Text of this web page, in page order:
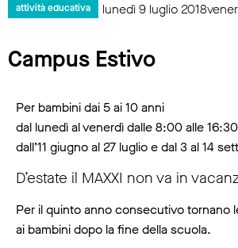
attività educativa lunedì 9 luglio
Campus Estivo
Per bambini dai 5 ai 10 anni
dal lunedì al venerdì dalle 8:00 alle 16:30
dall’11 giugno al 27 luglio e dal 3 al 14
D’estate il MAXXI non va in
Per il quinto anno consecutivo tornano
ai bambini dopo la fine della scuola.